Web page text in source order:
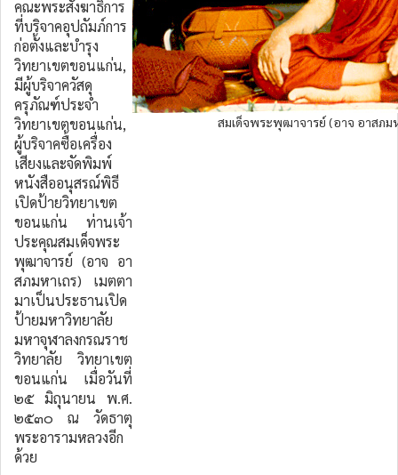
คณะพระสังฆาธิการ
ที่บริจาคอุปถัมภ์การ
ก่อตั้งและบำรุง
วิทยาเขตขอนแก่น,
มีผู้บริจาควัสดุ
ครุภัณฑ์ประจำ
วิทยาเขตขอนแก่น,
ผู้บริจาคซื้อเครื่อง
เสียงและจัดพิมพ์
หนังสืออนุสรณ์พิธี
เปิดป้ายวิทยาเขต
ขอนแก่น ท่านเจ้า
ประคุณสมเด็จพระ
พุฒาจารย์ (อาจ อา
สภมหาเถร) เมตตา
มาเป็นประธานเปิด
ป้ายมหาวิทยาลัย
มหาจุฬาลงกรณราช
วิทยาลัย วิทยาเขต
ขอนแก่น เมื่อวันที่
๒๕ มิถุนายน พ.ศ.
๒๕๓๐ ณ วัดธาตุ
พระอารามหลวงอีก
ด้วย
สมเด็จพระพุฒาจารย์ (อาจ อาสภม